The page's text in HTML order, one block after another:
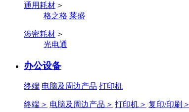
通用耗材 ＞
格之格 莱盛
涉密耗材 ＞
光电通
办公设备
终端 电脑及周边产品 打印机
终端 ＞ 电脑及周边产品 ＞ 打印机 ＞ 复印/印刷 ＞